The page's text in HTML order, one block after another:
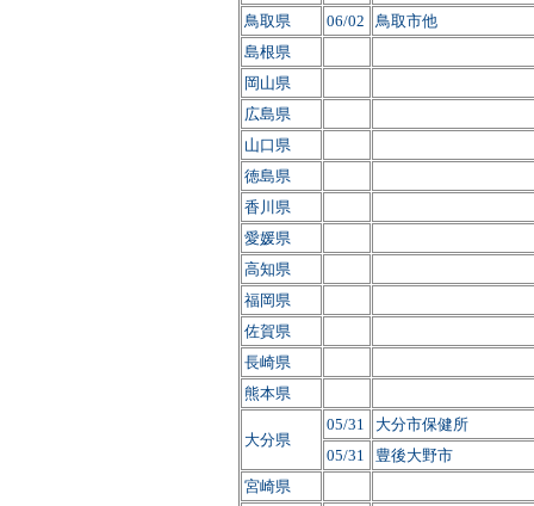
鳥取県
06/02
鳥取市他
島根県
岡山県
広島県
山口県
徳島県
香川県
愛媛県
高知県
福岡県
佐賀県
長崎県
熊本県
大分県
05/31
大分市保健所
05/31
豊後大野市
宮崎県